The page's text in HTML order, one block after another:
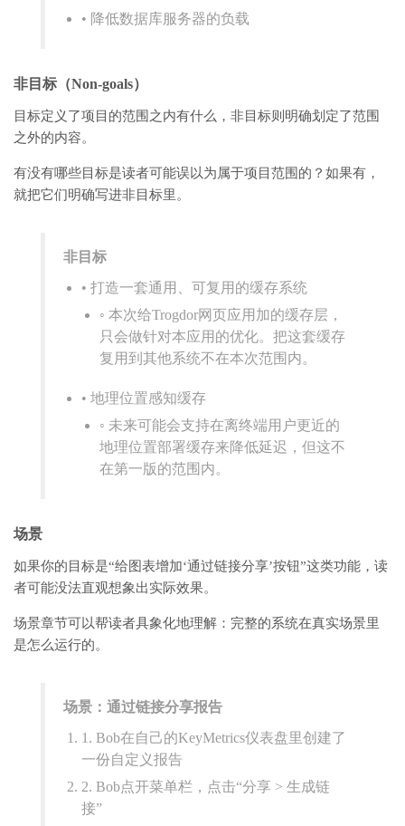
• 降低数据库服务器的负载
非目标（Non-goals）
目标定义了项目的范围之内有什么，非目标则明确划定了范围
之外的内容。
有没有哪些目标是读者可能误以为属于项目范围的？如果有，
就把它们明确写进非目标里。
非目标
• 打造一套通用、可复用的缓存系统
◦ 本次给Trogdor网页应用加的缓存层，
只会做针对本应用的优化。把这套缓存
复用到其他系统不在本次范围内。
• 地理位置感知缓存
◦ 未来可能会支持在离终端用户更近的
地理位置部署缓存来降低延迟，但这不
在第一版的范围内。
场景
如果你的目标是“给图表增加‘通过链接分享’按钮”这类功能，读
者可能没法直观想象出实际效果。
场景章节可以帮读者具象化地理解：完整的系统在真实场景里
是怎么运行的。
场景：通过链接分享报告
1. Bob在自己的KeyMetrics仪表盘里创建了
一份自定义报告
2. Bob点开菜单栏，点击“分享 > 生成链
接”